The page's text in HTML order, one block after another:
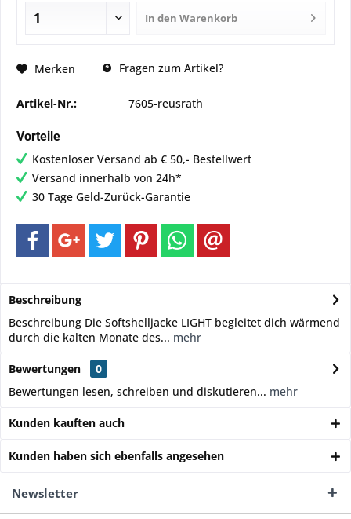
In den Warenkorb
Merken Fragen zum Artikel?
Artikel-Nr.: 7605-reusrath
Vorteile
Kostenloser Versand ab € 50,- Bestellwert
Versand innerhalb von 24h*
30 Tage Geld-Zurück-Garantie
Beschreibung
Beschreibung Die Softshelljacke LIGHT begleitet dich wärmend
durch die kalten Monate des... mehr
Bewertungen
0
Bewertungen lesen, schreiben und diskutieren... mehr
Kunden kauften auch
Kunden haben sich ebenfalls angesehen
Newsletter